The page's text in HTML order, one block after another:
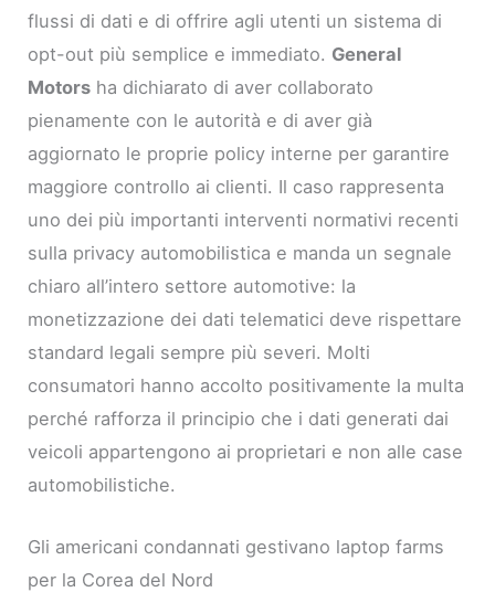
flussi di dati e di offrire agli utenti un sistema di
opt-out più semplice e immediato. General
Motors ha dichiarato di aver collaborato
pienamente con le autorità e di aver già
aggiornato le proprie policy interne per garantire
maggiore controllo ai clienti. Il caso rappresenta
uno dei più importanti interventi normativi recenti
sulla privacy automobilistica e manda un segnale
chiaro all’intero settore automotive: la
monetizzazione dei dati telematici deve rispettare
standard legali sempre più severi. Molti
consumatori hanno accolto positivamente la multa
perché rafforza il principio che i dati generati dai
veicoli appartengono ai proprietari e non alle case
automobilistiche.
Gli americani condannati gestivano laptop farms
per la Corea del Nord